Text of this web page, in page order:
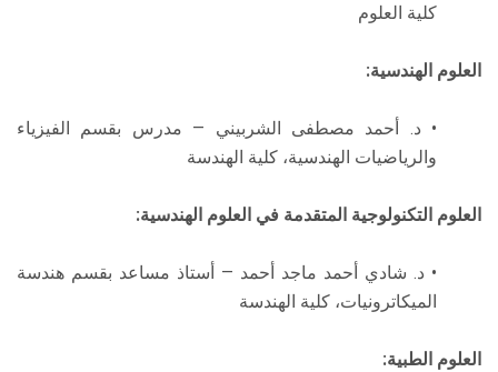
كلية العلوم
العلوم الهندسية:
• د. أحمد مصطفى الشربيني — مدرس بقسم الفيزياء
والرياضيات الهندسية، كلية الهندسة
العلوم التكنولوجية المتقدمة في العلوم الهندسية:
• د. شادي أحمد ماجد أحمد — أستاذ مساعد بقسم هندسة
الميكاترونيات، كلية الهندسة
العلوم الطبية: